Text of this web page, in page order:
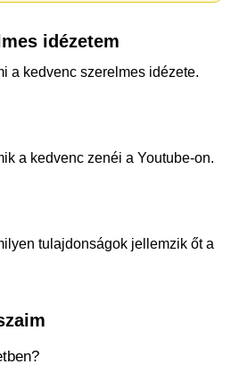
idézetem
a kedvenc szerelmes idézete.
a kedvenc zenéi a Youtube-on.
tulajdonságok jellemzik őt a